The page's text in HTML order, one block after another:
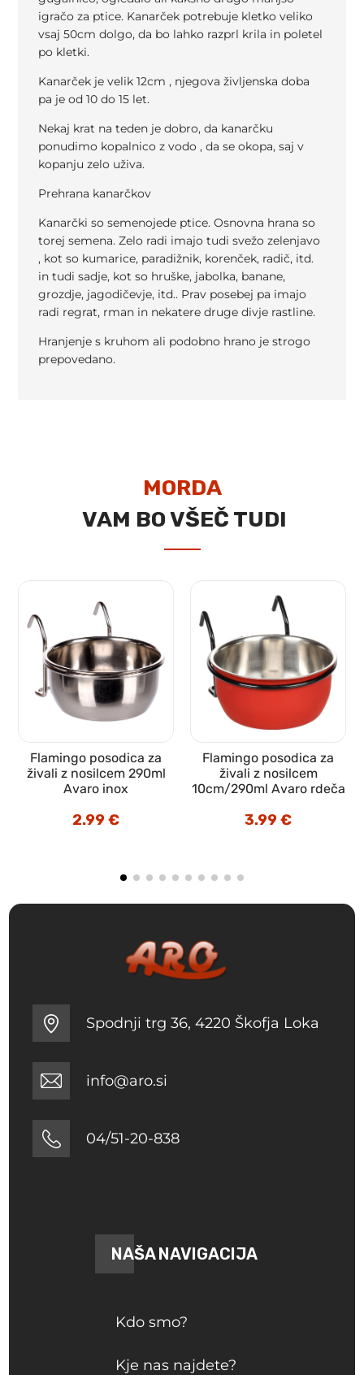
igračo za ptice. Kanarček potrebuje kletko veliko
vsaj 50cm dolgo, da bo lahko razprl krila in poletel
po kletki.
Kanarček je velik 12cm , njegova življenska doba
pa je od 10 do 15 let.
Nekaj krat na teden je dobro, da kanarčku
ponudimo kopalnico z vodo , da se okopa, saj v
kopanju zelo uživa.
Prehrana kanarčkov
Kanarčki so semenojede ptice. Osnovna hrana so
torej semena. Zelo radi imajo tudi svežo zelenjavo
, kot so kumarice, paradižnik, korenček, radič, itd.
in tudi sadje, kot so hruške, jabolka, banane,
grozdje, jagodičevje, itd.. Prav posebej pa imajo
radi regrat, rman in nekatere druge divje rastline.
Hranjenje s kruhom ali podobno hrano je strogo
prepovedano.
MORDA
VAM BO VŠEČ TUDI
Flamingo posodica za
živali z nosilcem 290ml
Avaro inox
2.99€
Flamingo posodica za
živali z nosilcem
10cm/290ml Avaro rdeča
3.99€
Spodnji trg 36, 4220 Škofja Loka
info@aro.si
04/51-20-838
NAŠA NAVIGACIJA
Kdo smo?
Kje nas najdete?